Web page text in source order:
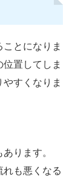
とになりま
置してしま
すくなりま
あります。
も悪くなる